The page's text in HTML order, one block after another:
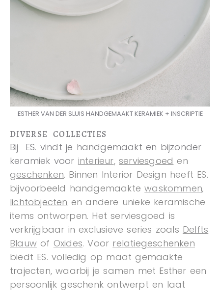
ESTHER VAN DER SLUIS HANDGEMAAKT KERAMIEK + INSCRIPTIE
DIVERSE COLLECTIES
Bij ES. vindt je handgemaakt en bijzonder
keramiek voor interieur,serviesgoed en
geschenken. Binnen Interior Design heeft ES.
bijvoorbeeld handgemaaktewaskommen,
lichtobjecten en andere unieke keramische
items ontworpen. Het serviesgoed is
verkrijgbaar in exclusieve series zoals Delfts
Blauw of Oxides. Voor relatiegeschenken
biedt ES. volledig op maat gemaakte
trajecten, waarbij je samen met Esther een
persoonlijk geschenk ontwerpt en laat